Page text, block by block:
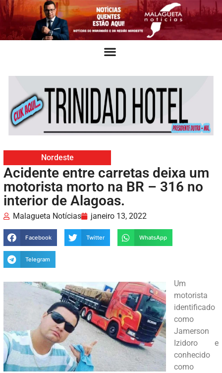
Nordeste
Acidente entre carretas deixa um
motorista morto na BR – 316 no
interior de Alagoas.
Malagueta Notícias janeiro 13, 2022
Facebook Twitter WhatsApp
Telegram
Um
motorista
identificado
como
Jamerson
Izidoro e
conhecido
como